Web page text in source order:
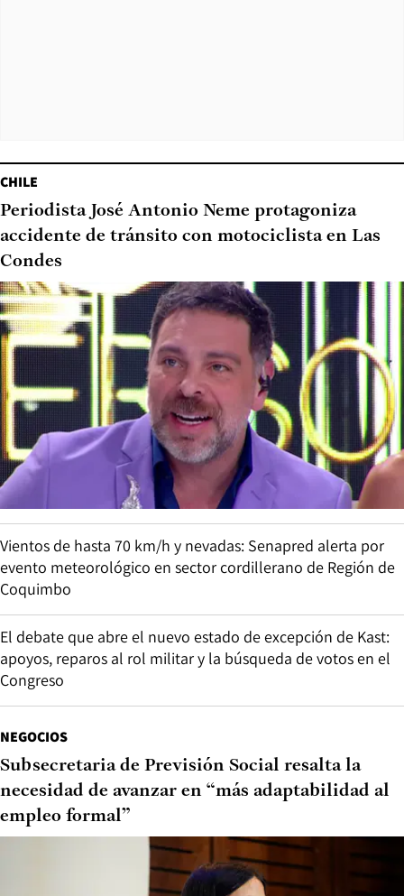
CHILE
Periodista José Antonio Neme protagoniza
accidente de tránsito con motociclista en Las
Condes
Vientos de hasta 70 km/h y nevadas: Senapred alerta por
evento meteorológico en sector cordillerano de Región de
Coquimbo
El debate que abre el nuevo estado de excepción de Kast:
apoyos, reparos al rol militar y la búsqueda de votos en el
Congreso
NEGOCIOS
Subsecretaria de Previsión Social resalta la
necesidad de avanzar en “más adaptabilidad al
empleo formal”